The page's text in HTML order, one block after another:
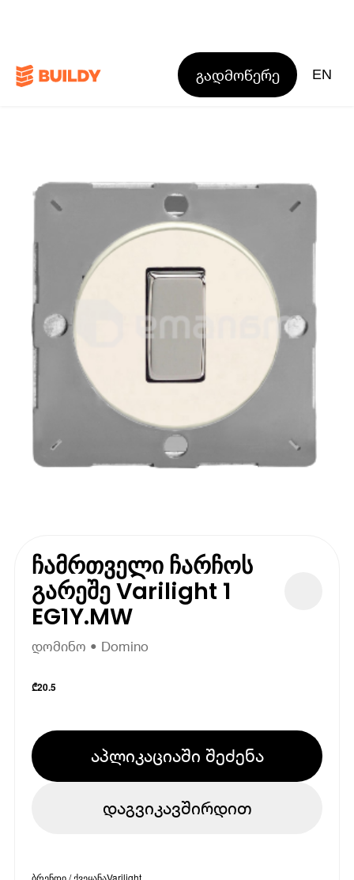
გადმოწერე EN
ჩამრთველი ჩარჩოს
გარეშე Varilight 1
EG1Y.MW
დომინო • Domino
₾20.5
აპლიკაციაში შეძენა
დაგვიკავშირდით
ბრენდი / ქვეყანაVarilight